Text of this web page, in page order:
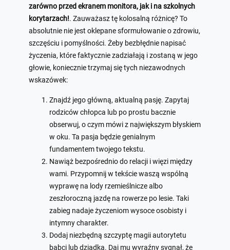
zarówno przed ekranem monitora, jak i na szkolnych
korytarzach!. Zauważasz tę kolosalną różnicę? To
absolutnie nie jest oklepane sformułowanie o zdrowiu,
szczęściu i pomyślności. Żeby bezbłędnie napisać
życzenia, które faktycznie zadziałają i zostaną w jego
głowie, koniecznie trzymaj się tych niezawodnych
wskazówek:
Znajdź jego główną, aktualną pasję. Zapytaj
rodziców chłopca lub po prostu bacznie
obserwuj, o czym mówi z największym błyskiem
w oku. Ta pasja będzie genialnym
fundamentem twojego tekstu.
Nawiąż bezpośrednio do relacji i więzi między
wami. Przypomnij w tekście waszą wspólną
wyprawę na lody rzemieślnicze albo
zeszłoroczną jazdę na rowerze po lesie. Taki
zabieg nadaje życzeniom wysoce osobisty i
intymny charakter.
Dodaj niezbędną szczyptę magii autorytetu
babci lub dziadka. Daj mu wyraźny sygnał, że